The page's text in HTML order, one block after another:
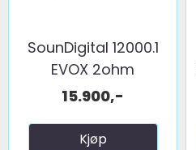
SounDigital 12000.1
EVOX 2ohm
15.900,-
Kjøp